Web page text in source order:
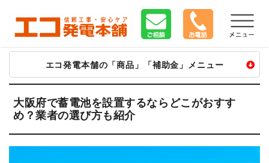
エコ発電本舗の「商品」「補助金」メニュー
太陽光
長州産業
カナディアン
ハンファ Qセルズ
蓄電池
長州 SPVマルチ
ニチコン
京セラ Enerezza
V2H
オムロン V2X
長州 V2X
大阪府で蓄電池を設置するならどこがおすす
め？業者の選び方も紹介